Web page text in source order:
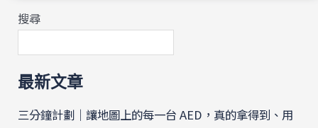
搜尋
最新文章
三分鐘計劃｜讓地圖上的每一台 AED，真的拿得到、用